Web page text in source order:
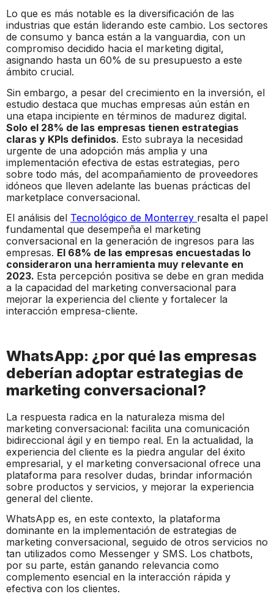
Lo que es más notable es la diversificación de las
industrias que están liderando este cambio. Los sectores
de consumo y banca están a la vanguardia, con un
compromiso decidido hacia el marketing digital,
asignando hasta un 60% de su presupuesto a este
ámbito crucial.
Sin embargo, a pesar del crecimiento en la inversión, el
estudio destaca que muchas empresas aún están en
una etapa incipiente en términos de madurez digital.
Solo el 28% de las empresas tienen estrategias
claras y KPIs definidos. Esto subraya la necesidad
urgente de una adopción más amplia y una
implementación efectiva de estas estrategias, pero
sobre todo más, del acompañamiento de proveedores
idóneos que lleven adelante las buenas prácticas del
marketplace conversacional.
El análisis del Tecnológico de Monterrey resalta el papel
fundamental que desempeña el marketing
conversacional en la generación de ingresos para las
empresas. El 68% de las empresas encuestadas lo
consideraron una herramienta muy relevante en
2023. Esta percepción positiva se debe en gran medida
a la capacidad del marketing conversacional para
mejorar la experiencia del cliente y fortalecer la
interacción empresa-cliente.
WhatsApp: ¿por qué las empresas
deberían adoptar estrategias de
marketing conversacional?
La respuesta radica en la naturaleza misma del
marketing conversacional: facilita una comunicación
bidireccional ágil y en tiempo real. En la actualidad, la
experiencia del cliente es la piedra angular del éxito
empresarial, y el marketing conversacional ofrece una
plataforma para resolver dudas, brindar información
sobre productos y servicios, y mejorar la experiencia
general del cliente.
WhatsApp es, en este contexto, la plataforma
dominante en la implementación de estrategias de
marketing conversacional, seguido de otros servicios no
tan utilizados como Messenger y SMS. Los chatbots,
por su parte, están ganando relevancia como
complemento esencial en la interacción rápida y
efectiva con los clientes.